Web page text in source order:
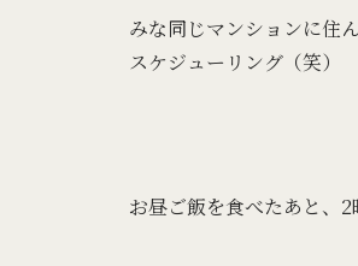
みな同じマンションに住
スケジューリング（笑）
お昼ご飯を食べたあと、2